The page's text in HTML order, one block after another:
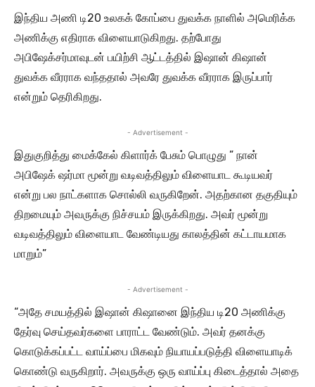
இந்திய அணி டி20 உலகக் கோப்பை துவக்க நாளில் அமெரிக்க
அணிக்கு எதிராக விளையாடுகிறது. தற்போது
அபிஷேக்சர்மாவுடன் பயிற்சி ஆட்டத்தில் இஷான் கிஷான்
துவக்க வீரராக வந்ததால் அவரே துவக்க வீரராக இருப்பார்
என்றும் தெரிகிறது.
- Advertisement -
இதுகுறித்து மைக்கேல் கிளார்க் பேசும் பொழுது ” நான்
அபிஷேக் ஷர்மா மூன்று வடிவத்திலும் விளையாட கூடியவர்
என்று பல நாட்களாக சொல்லி வருகிறேன். அதற்கான தகுதியும்
திறமையும் அவருக்கு நிச்சயம் இருக்கிறது. அவர் மூன்று
வடிவத்திலும் விளையாட வேண்டியது காலத்தின் கட்டாயமாக
மாறும்”
- Advertisement -
“அதே சமயத்தில் இஷான் கிஷானை இந்திய டி20 அணிக்கு
தேர்வு செய்தவர்களை பாராட்ட வேண்டும். அவர் தனக்கு
கொடுக்கப்பட்ட வாய்ப்பை மிகவும் நியாயப்படுத்தி விளையாடிக்
கொண்டு வருகிறார். அவருக்கு ஒரு வாய்ப்பு கிடைத்தால் அதை